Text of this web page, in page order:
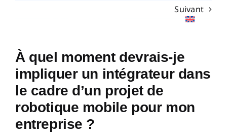
Navigation
A propos
Solutions
Nos clients
Suivant
À quel moment devrais-je
impliquer un intégrateur dans
le cadre d’un projet de
robotique mobile pour mon
entreprise ?